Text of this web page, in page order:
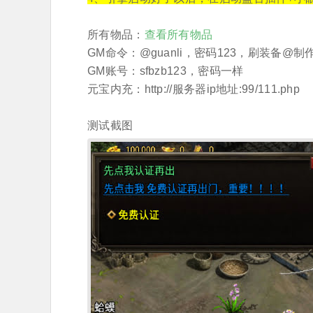
所有物品： 查看所有物品
GM命令：@guanli，密码123，刷装备@制
GM账号：sfbzb123，密码一样
元宝内充：http://服务器ip地址:99/111.php
测试截图